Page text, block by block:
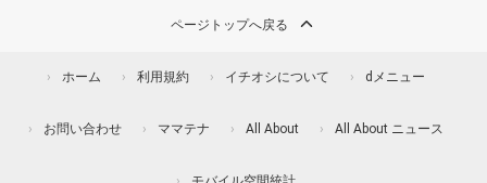
ページトップへ戻る
ホーム 利用規約 イチオシについて dメニュー
お問い合わせ ママテナ All About All About ニュース